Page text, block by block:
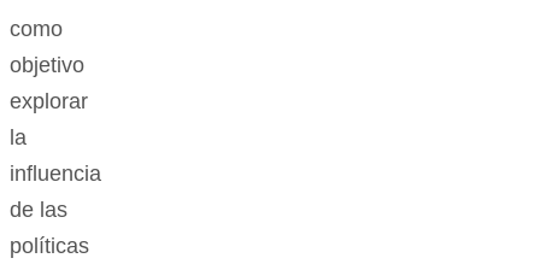
como
objetivo
explorar
la
influencia
de las
políticas